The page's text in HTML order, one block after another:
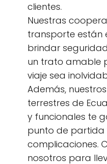
clientes.
Nuestras
transporte están
brindar
un trato amable
viaje sea
Además,
terrestres de
y funcionales te
punto de partida
complicaciones.
nosotros para